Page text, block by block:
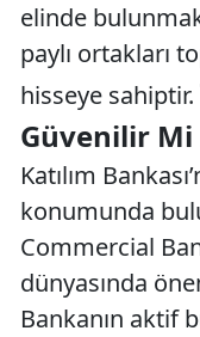
elinde
paylı ortakları
hisseye sahiptir.
Güvenilir Mi
Katılım
konumunda
Commercial
dünyasında
Bankanın aktif